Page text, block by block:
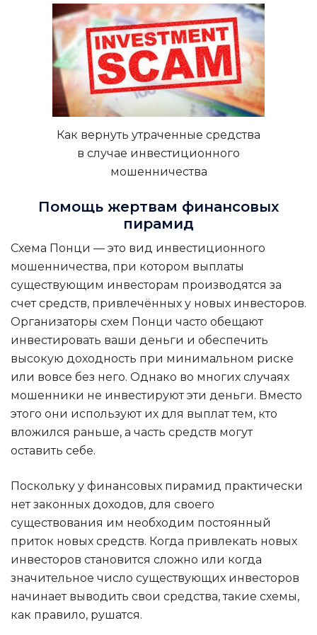
Как вернуть утраченные средства
в случае инвестиционного
мошенничества
Помощь жертвам финансовых
пирамид
Схема Понци — это вид инвестиционного
мошенничества, при котором выплаты
существующим инвесторам производятся за
счет средств, привлечённых у новых инвесторов.
Организаторы схем Понци часто обещают
инвестировать ваши деньги и обеспечить
высокую доходность при минимальном риске
или вовсе без него. Однако во многих случаях
мошенники не инвестируют эти деньги. Вместо
этого они используют их для выплат тем, кто
вложился раньше, а часть средств могут
оставить себе.
Поскольку у финансовых пирамид практически
нет законных доходов, для своего
существования им необходим постоянный
приток новых средств. Когда привлекать новых
инвесторов становится сложно или когда
значительное число существующих инвесторов
начинает выводить свои средства, такие схемы,
как правило, рушатся.